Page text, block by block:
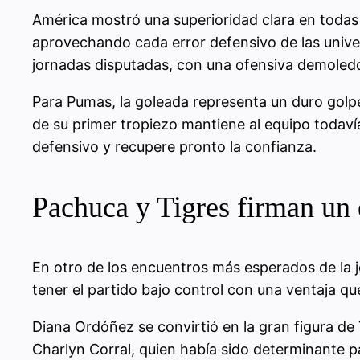
América mostró una superioridad clara en
aprovechando cada error defensivo de las
jornadas disputadas, con una ofensiva
Para Pumas, la goleada representa un duro
de su primer tropiezo mantiene al equipo
defensivo y recupere pronto la confianza.
Pachuca y Tigres firman
En otro de los encuentros más esperados de
tener el partido bajo control con una ventaja
Diana Ordóñez se convirtió en la gran figura
Charlyn Corral, quien había sido determinante